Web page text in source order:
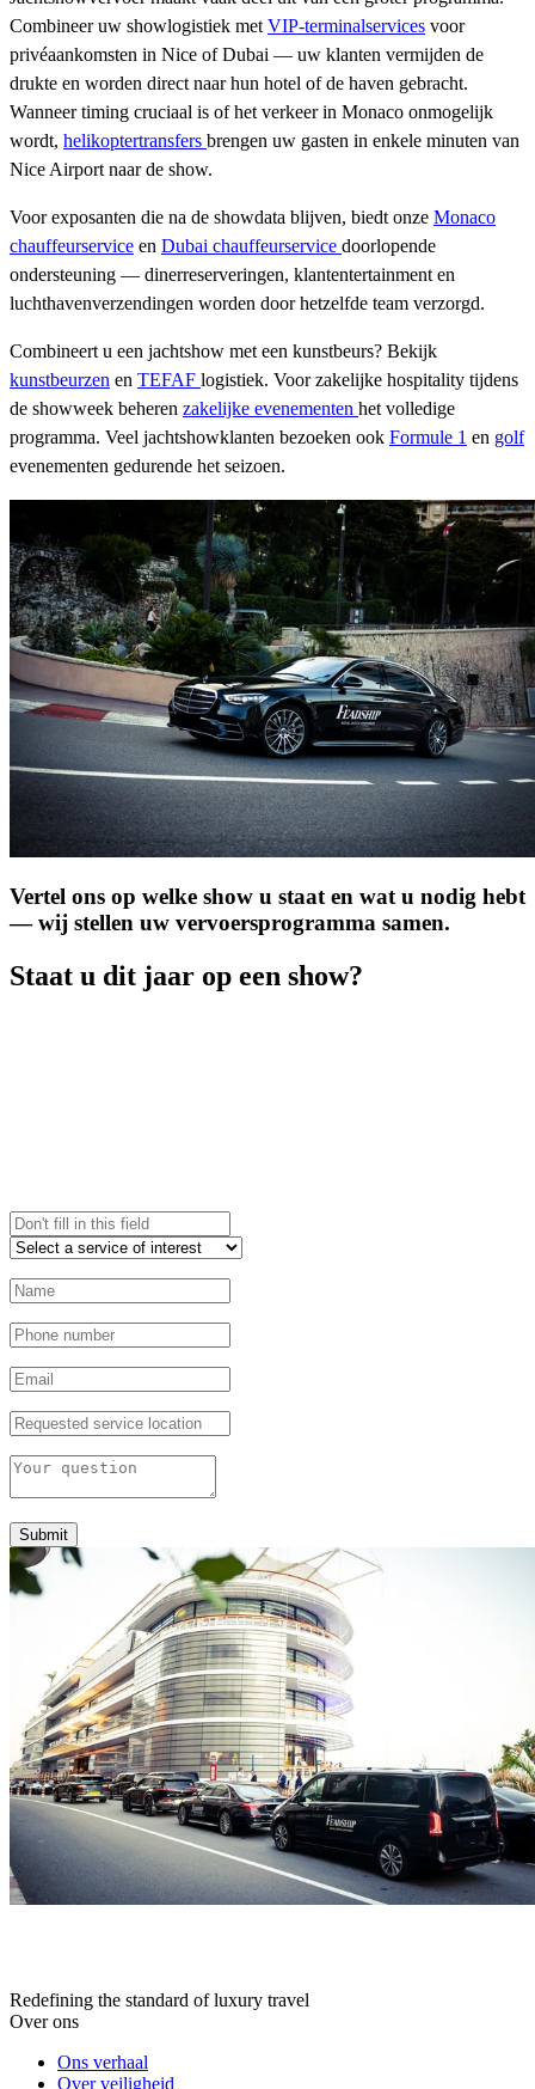
Combineer uw showlogistiek met VIP-terminalservices voor
privéaankomsten in Nice of Dubai — uw klanten vermijden de
drukte en worden direct naar hun hotel of de haven gebracht.
Wanneer timing cruciaal is of het verkeer in Monaco onmogelijk
wordt, helikoptertransfers brengen uw gasten in enkele minuten van
Nice Airport naar de show.
Voor exposanten die na de showdata blijven, biedt onze Monaco
chauffeurservice en Dubai chauffeurservice doorlopende
ondersteuning — dinerreserveringen, klantentertainment en
luchthavenverzendingen worden door hetzelfde team verzorgd.
Combineert u een jachtshow met een kunstbeurs? Bekijk
kunstbeurzen en TEFAF logistiek. Voor zakelijke hospitality tijdens
de showweek beheren zakelijke evenementen het volledige
programma. Veel jachtshowklanten bezoeken ook Formule 1 en golf
evenementen gedurende het seizoen.
Vertel ons op welke show u staat en wat u nodig hebt
— wij stellen uw vervoersprogramma samen.
Staat u dit jaar op een show?
Submit
Redefining the standard of luxury travel
Over ons
Ons verhaal
Over veiligheid